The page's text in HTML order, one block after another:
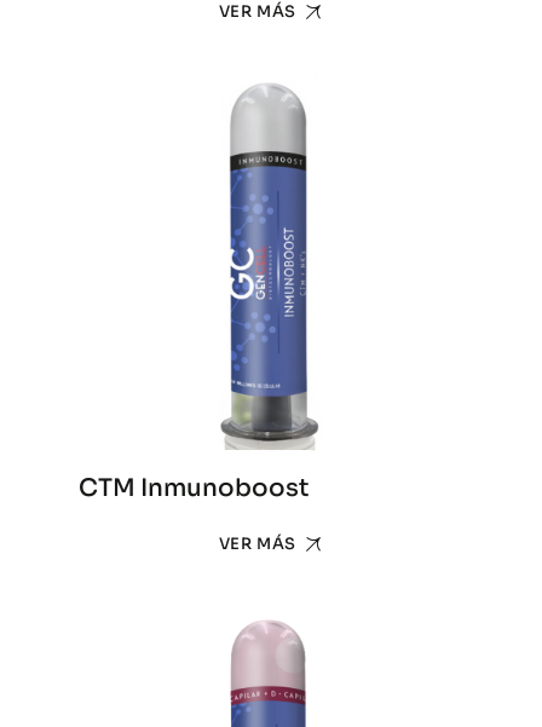
VER MÁS
CTM Inmunoboost
VER MÁS